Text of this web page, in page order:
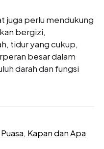
juga perlu mendukung
bergizi,
tidur yang cukup,
besar dalam
darah dan fungsi
Kapan dan Apa